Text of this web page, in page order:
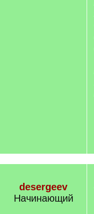
desergeev
Начинающий